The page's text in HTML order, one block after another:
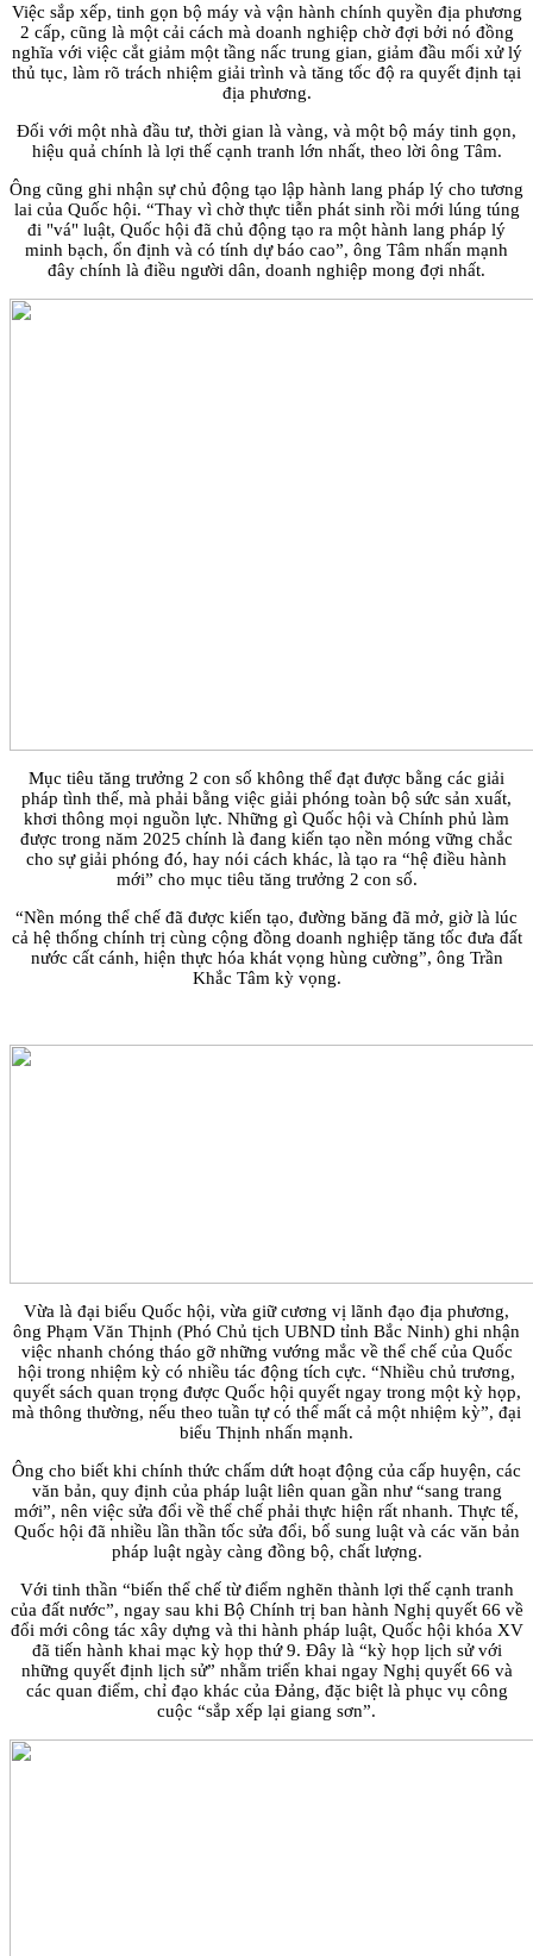
Việc sắp xếp, tinh gọn bộ máy và vận hành chính quyền địa phương
2 cấp, cũng là một cải cách mà doanh nghiệp chờ đợi bởi nó đồng
nghĩa với việc cắt giảm một tầng nấc trung gian, giảm đầu mối xử lý
thủ tục, làm rõ trách nhiệm giải trình và tăng tốc độ ra quyết định tại
địa phương.
Đối với một nhà đầu tư, thời gian là vàng, và một bộ máy tinh gọn,
hiệu quả chính là lợi thế cạnh tranh lớn nhất, theo lời ông Tâm.
Ông cũng ghi nhận sự chủ động tạo lập hành lang pháp lý cho tương
lai của Quốc hội. “Thay vì chờ thực tiễn phát sinh rồi mới lúng túng
đi "vá" luật, Quốc hội đã chủ động tạo ra một hành lang pháp lý
minh bạch, ổn định và có tính dự báo cao”, ông Tâm nhấn mạnh
đây chính là điều người dân, doanh nghiệp mong đợi nhất.
Mục tiêu tăng trưởng 2 con số không thể đạt được bằng các giải
pháp tình thế, mà phải bằng việc giải phóng toàn bộ sức sản xuất,
khơi thông mọi nguồn lực. Những gì Quốc hội và Chính phủ làm
được trong năm 2025 chính là đang kiến tạo nền móng vững chắc
cho sự giải phóng đó, hay nói cách khác, là tạo ra “hệ điều hành
mới” cho mục tiêu tăng trưởng 2 con số.
“Nền móng thể chế đã được kiến tạo, đường băng đã mở, giờ là lúc
cả hệ thống chính trị cùng cộng đồng doanh nghiệp tăng tốc đưa đất
nước cất cánh, hiện thực hóa khát vọng hùng cường”, ông Trần
Khắc Tâm kỳ vọng.
Vừa là đại biểu Quốc hội, vừa giữ cương vị lãnh đạo địa phương,
ông Phạm Văn Thịnh (Phó Chủ tịch UBND tỉnh Bắc Ninh) ghi nhận
việc nhanh chóng tháo gỡ những vướng mắc về thể chế của Quốc
hội trong nhiệm kỳ có nhiều tác động tích cực. “Nhiều chủ trương,
quyết sách quan trọng được Quốc hội quyết ngay trong một kỳ họp,
mà thông thường, nếu theo tuần tự có thể mất cả một nhiệm kỳ”, đại
biểu Thịnh nhấn mạnh.
Ông cho biết khi chính thức chấm dứt hoạt động của cấp huyện, các
văn bản, quy định của pháp luật liên quan gần như “sang trang
mới”, nên việc sửa đổi về thể chế phải thực hiện rất nhanh. Thực tế,
Quốc hội đã nhiều lần thần tốc sửa đổi, bổ sung luật và các văn bản
pháp luật ngày càng đồng bộ, chất lượng.
Với tinh thần “biến thể chế từ điểm nghẽn thành lợi thế cạnh tranh
của đất nước”, ngay sau khi Bộ Chính trị ban hành Nghị quyết 66 về
đổi mới công tác xây dựng và thi hành pháp luật, Quốc hội khóa XV
đã tiến hành khai mạc kỳ họp thứ 9. Đây là “kỳ họp lịch sử với
những quyết định lịch sử” nhằm triển khai ngay Nghị quyết 66 và
các quan điểm, chỉ đạo khác của Đảng, đặc biệt là phục vụ công
cuộc “sắp xếp lại giang sơn”.